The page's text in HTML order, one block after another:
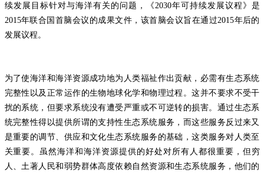
续发展目标针对与海洋有关的问题，《2030年可持续发展议程》是
2015年联合国首脑会议的成果文件，该首脑会议旨在通过2015年后的
发展议程。
为了使海洋和海洋资源成功地为人类福祉作出贡献，必需有生态系统
完整性以及正常运作的生物地球化学和物理过程。这并不要求不受干
扰的系统，但要求系统没有遭受严重或不可逆转的损害。通过生态系
统完整性得以提供所谓的支持性生态系统服务，而这些服务反过来又
是重要的调节、供应和文化生态系统服务的基础，这类服务对人类至
关重要。虽然海洋和海洋资源提供的好处对所有人都很重要，但穷
人、土著人民和弱势群体高度依赖自然资源和生态系统服务，他们的